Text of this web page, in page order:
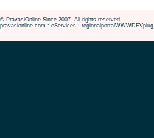
© PravasiOnline Since 2007. All rights reserved.
pravasionline.com : eServices : regionalportalWWWDEVplug